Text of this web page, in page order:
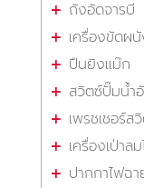
ถังอัดจารบี
เครื่องขัดผ
ปืนยิงแม๊ก
สวิตซ์ปั๊มน้ำ
เพรชเชอร์ส
เครื่องเป่าล
ปากกาไฟฉา